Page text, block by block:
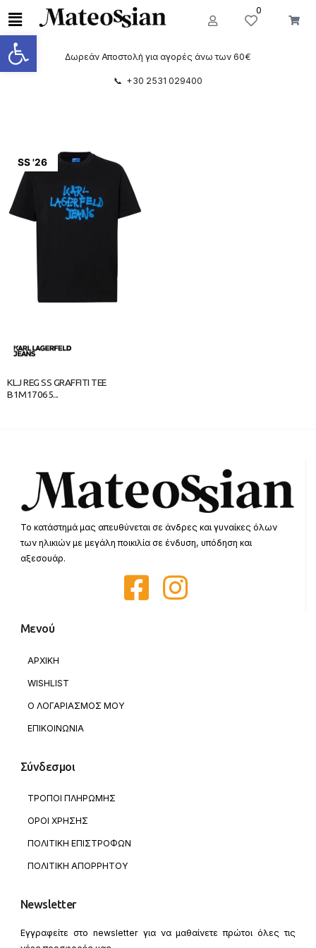
Ανοίξτε τη γραμμή εργαλείων
0
Δωρεάν Αποστολή για αγορές άνω των 60€
📞 +30 2531 029400
SS '26
KLJ REG SS GRAFFITI TEE
B1M17065...
Το κατάστημά μας απευθύνεται σε άνδρες και γυναίκες όλων
των ηλικιών με μεγάλη ποικιλία σε ένδυση, υπόδηση και
αξεσουάρ.
Μενού
ΑΡΧΙΚΗ
WISHLIST
Ο ΛΟΓΑΡΙΑΣΜΟΣ ΜΟΥ
ΕΠΙΚΟΙΝΩΝΙΑ
Σύνδεσμοι
ΤΡΟΠΟΙ ΠΛΗΡΩΜΗΣ
ΟΡΟΙ ΧΡΗΣΗΣ
ΠΟΛΙΤΙΚΗ ΕΠΙΣΤΡΟΦΩΝ
ΠΟΛΙΤΙΚΗ ΑΠΟΡΡΗΤΟΥ
Newsletter
Εγγραφείτε στο newsletter για να μαθαίνετε πρώτοι όλες τις